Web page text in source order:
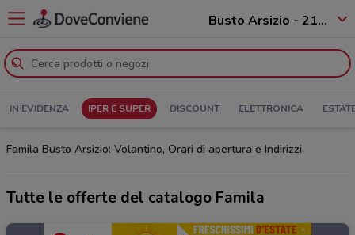
Busto Arsizio - 21052
IN EVIDENZA IPER E SUPER DISCOUNT ELETTRONICA
Famila Busto Arsizio: Volantino, Orari di apertura e Indirizzi
Tutte le offerte del catalogo Famila